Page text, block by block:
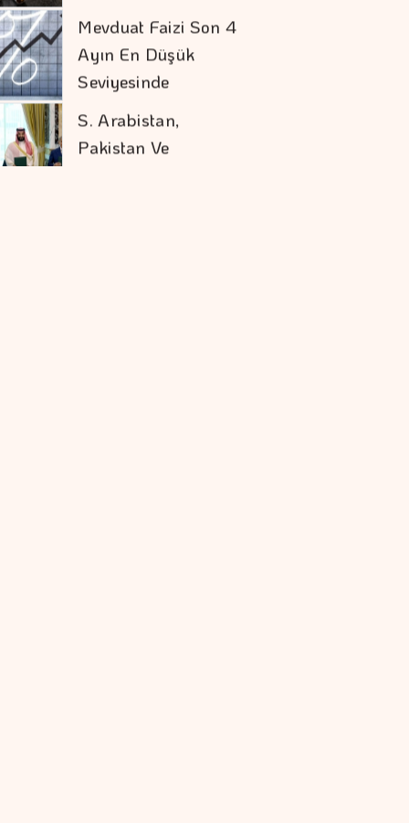
Pakistan Ve
Türkiye'den
Savunma Anlaşması
Karadağ'ı Vizesiz
Görmek İsteyenlere
Avantajlı Tur